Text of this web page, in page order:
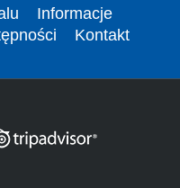
Informacje
Kontakt